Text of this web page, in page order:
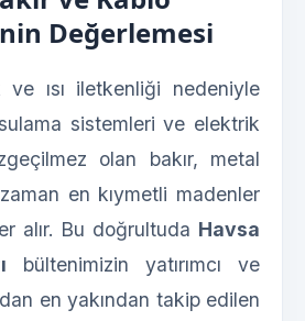
Değerlemesi
ısı iletkenliği nedeniyle
sistemleri ve elektrik
olan bakır, metal
en kıymetli madenler
alır. Bu doğrultuda Havsa
bültenimizin yatırımcı ve
en yakından takip edilen